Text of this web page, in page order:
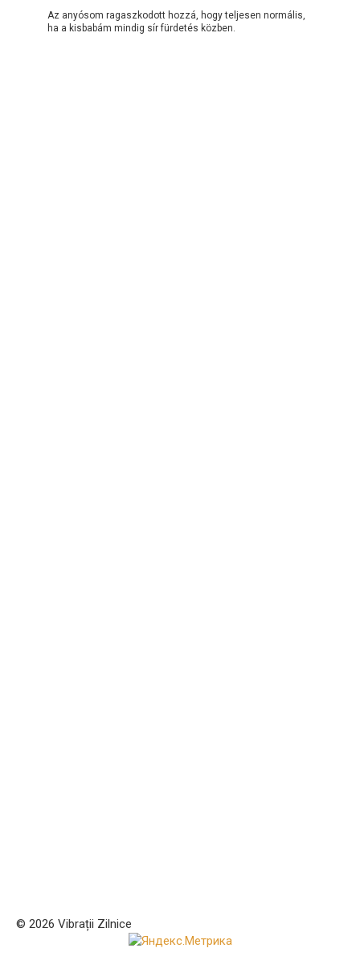
Az anyósom ragaszkodott hozzá, hogy teljesen normális,
ha a kisbabám mindig sír fürdetés közben.
© 2026 Vibrații Zilnice